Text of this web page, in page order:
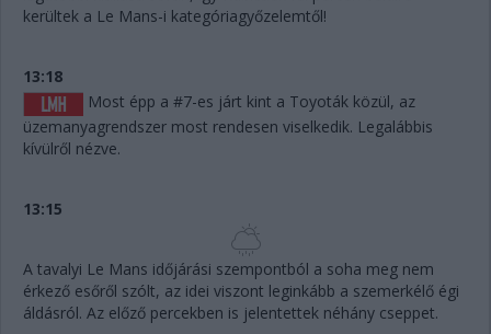
kerültek a Le Mans-i kategóriagyőzelemtől!
13:18
Most épp a #7-es járt kint a Toyoták közül, az
üzemanyagrendszer most rendesen viselkedik. Legalábbis
kívülről nézve.
13:15
A tavalyi Le Mans időjárási szempontból a soha meg nem
érkező esőről szólt, az idei viszont leginkább a szemerkélő égi
áldásról. Az előző percekben is jelentettek néhány cseppet.